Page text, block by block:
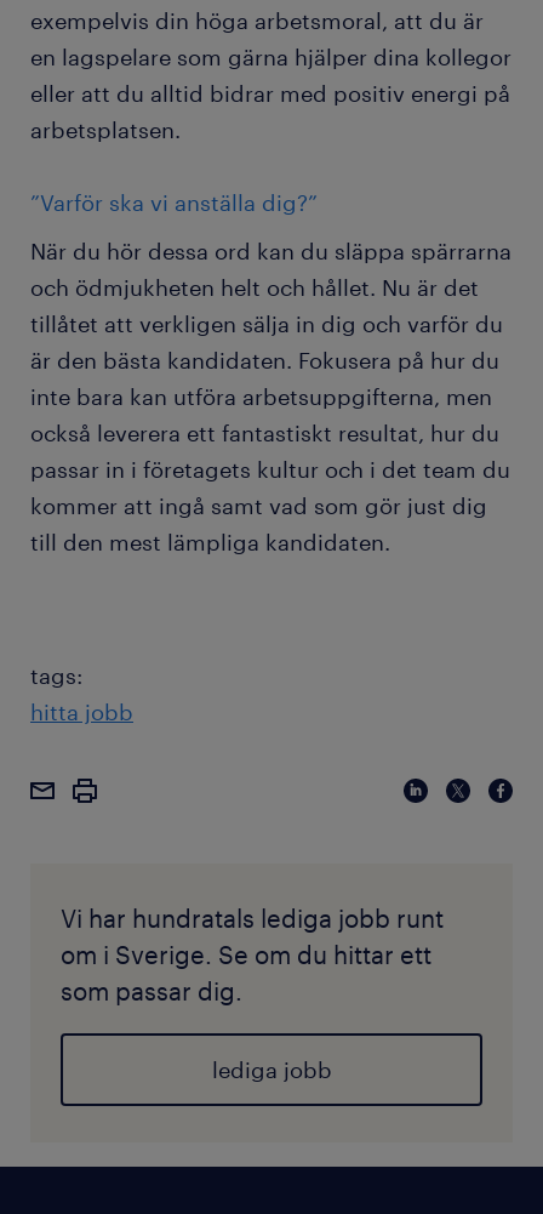
exempelvis din höga arbetsmoral, att du är
en lagspelare som gärna hjälper dina kollegor
eller att du alltid bidrar med positiv energi på
arbetsplatsen.
”Varför ska vi anställa dig?”
När du hör dessa ord kan du släppa spärrarna
och ödmjukheten helt och hållet. Nu är det
tillåtet att verkligen sälja in dig och varför du
är den bästa kandidaten. Fokusera på hur du
inte bara kan utföra arbetsuppgifterna, men
också leverera ett fantastiskt resultat, hur du
passar in i företagets kultur och i det team du
kommer att ingå samt vad som gör just dig
till den mest lämpliga kandidaten.
tags:
hitta jobb
Vi har hundratals lediga jobb runt
om i Sverige. Se om du hittar ett
som passar dig.
lediga jobb